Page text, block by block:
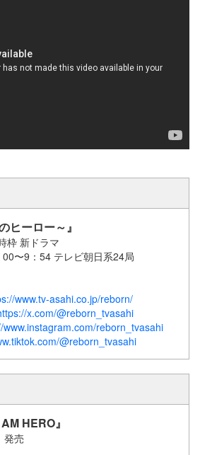
ヒーロー～』
枠 新ドラマ
00〜9：54 テレビ朝日系24局
www.tv-asahi.co.jp/reborn/
x.com/@reborn_tvasahi
www.instagram.com/reborn_tvasahi
@reborn_tvasahi
HERO』
発売